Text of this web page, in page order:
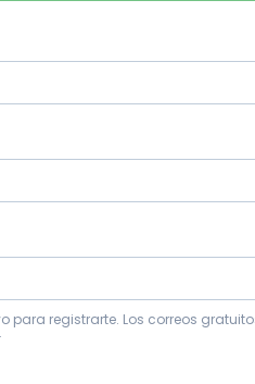
para registrarte. Los correos